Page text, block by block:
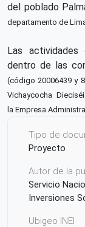
del poblado
departamento de
Las actividades
dentro de las
(código 20006439 y
Vichaycocha
la Empresa
Tipo de
Proyecto
Autor de la
Servicio
Inversiones
Ubigeo INEI